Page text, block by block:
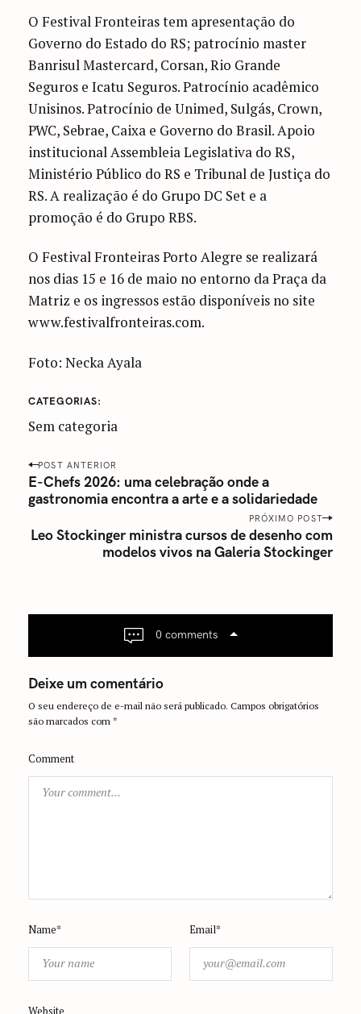
O Festival Fronteiras tem apresentação do
Governo do Estado do RS; patrocínio master
Banrisul Mastercard, Corsan, Rio Grande
Seguros e Icatu Seguros. Patrocínio acadêmico
Unisinos. Patrocínio de Unimed, Sulgás, Crown,
PWC, Sebrae, Caixa e Governo do Brasil. Apoio
institucional Assembleia Legislativa do RS,
Ministério Público do RS e Tribunal de Justiça do
RS. A realização é do Grupo DC Set e a
promoção é do Grupo RBS.
O Festival Fronteiras Porto Alegre se realizará
nos dias 15 e 16 de maio no entorno da Praça da
Matriz e os ingressos estão disponíveis no site
www.festivalfronteiras.com.
Foto: Necka Ayala
CATEGORIAS
Sem categoria
P
o
s
n
g
t
i
n
POST ANTERIOR
E-Chefs 2026: uma celebração onde a
gastronomia encontra a arte e a solidariedade
PRÓXIMO POST
Leo Stockinger ministra cursos de desenho com
modelos vivos na Galeria Stockinger
0 comments
Deixe um comentário
O seu endereço de e-mail não será publicado. Campos obrigatórios
são marcados com*
Comment
Name* Email*
Website